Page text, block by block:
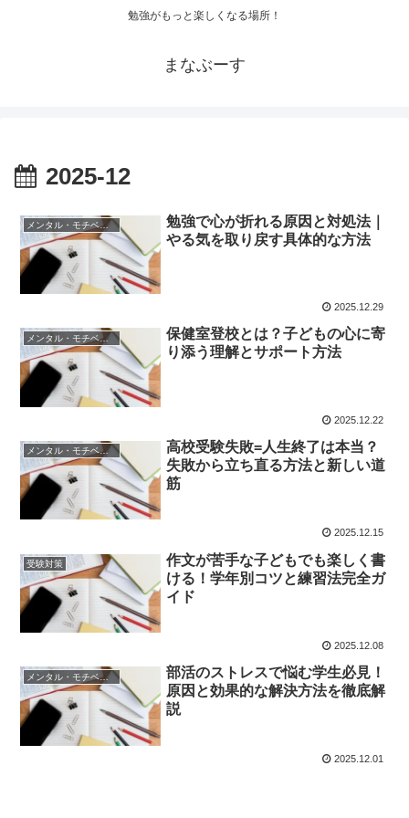
勉強がもっと楽しくなる場所！
まなぶーす
2025-12
メンタル・モチベーション
勉強で心が折れる原因と対処法｜
やる気を取り戻す具体的な方法
2025.12.29
メンタル・モチベーション
保健室登校とは？子どもの心に寄
り添う理解とサポート方法
2025.12.22
メンタル・モチベーション
高校受験失敗=人生終了は本当？
失敗から立ち直る方法と新しい道
筋
2025.12.15
受験対策
作文が苦手な子どもでも楽しく書
ける！学年別コツと練習法完全ガ
イド
2025.12.08
メンタル・モチベーション
部活のストレスで悩む学生必見！
原因と効果的な解決方法を徹底解
説
2025.12.01